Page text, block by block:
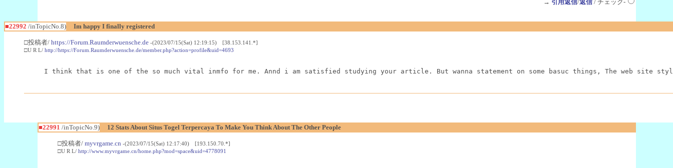
→ 引用返信/返信/ チェック-
■22992 /inTopicNo.8) Im happy I finally registered
□投稿者/ https://Forum.Raumderwuensche.de -(2023/07/15(Sat) 12:19:15) [38.153.141.*]
□U R L/ http://https://Forum.Raumderwuensche.de/member.php?action=profile&uid=4693
I think that is one of the so much vital inmfo for me. Annd i am satisfied studying your article. But wanna statement on some basuc things, The web
■22991 /inTopicNo.9) 12 Stats About Situs Togel Terpercaya To Make You Think About The Other People
□投稿者/ myvrgame.cn -(2023/07/15(Sat) 12:17:40) [193.150.70.*]
□U R L/ http://www.myvrgame.cn/home.php?mod=space&uid=4778091